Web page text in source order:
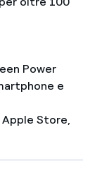
Power
e
Store,